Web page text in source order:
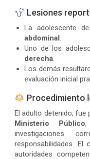
Lesiones
La adolescente
abdominal.
Uno de los
derecha.
Los demás
evaluación inicial
Procedimiento
El adulto detenido, fue
Ministerio Público,
investigaciones
responsabilidades.
autoridades